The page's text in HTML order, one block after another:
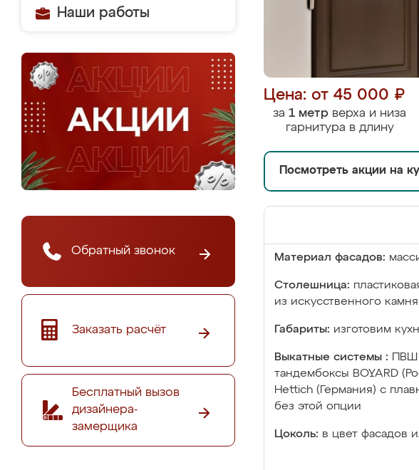
Наши работы
Обратный звонок
Заказать расчёт
Бесплатный вызов
дизайнера-
замерщика
Цена: от 45 000 ₽
за 1 метр верха и низа
гарнитура в длину
Посмотреть акции на
Материал фасадов:
Столешница:
из искусственного
Габариты: изготовим
Выкатные системы :
тандембоксы BOYARD
Hettich (Германия) с
без этой опции
Цоколь: в цвет фасадов